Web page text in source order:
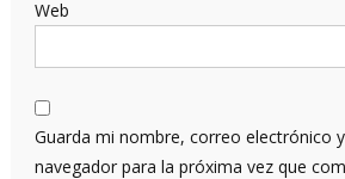
Web
Guarda mi nombre, correo electrónico
navegador para la próxima vez que